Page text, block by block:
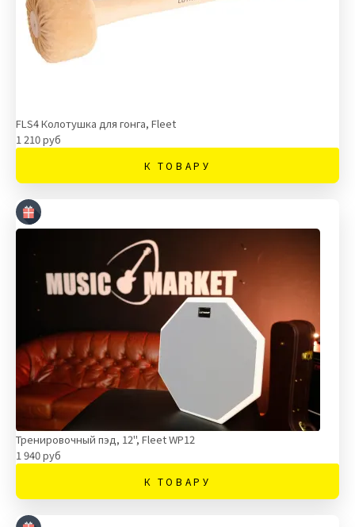
FLS4 Колотушка для гонга, Fleet
1 210 руб
К ТОВАРУ
Тренировочный пэд, 12", Fleet WP12
1 940 руб
К ТОВАРУ